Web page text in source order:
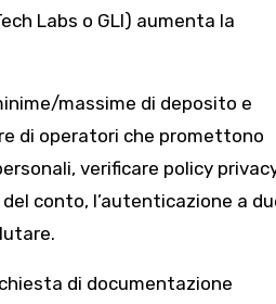
Labs o GLI) aumenta la
massime di deposito e
di operatori che promettono
verificare policy
conto, l’autenticazione a
di documentazione